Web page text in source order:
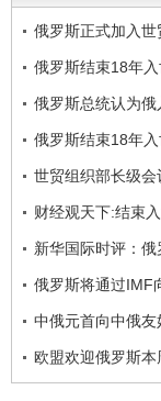
俄罗斯正式加入
俄罗斯结束18年
俄罗斯总统认为
俄罗斯结束18年
世贸组织部长级
财经观天下:结束
新华国际时评：俄
俄罗斯将通过IMF
中俄元首向中俄
欧盟欢迎俄罗斯